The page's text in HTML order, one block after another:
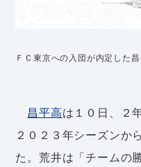
ＦＣ東京への入団が内定した
昌平高は１０日、２
２０２３年シーズンか
た。荒井は「チームの